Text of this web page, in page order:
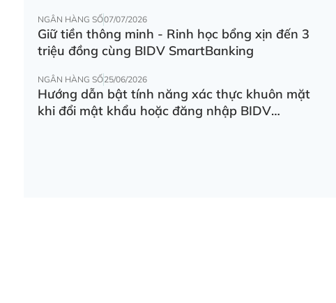
NGÂN HÀNG SỐ07/07/2026
Giữ tiền thông minh - Rinh học bổng xịn đến 3
triệu đồng cùng BIDV SmartBanking
NGÂN HÀNG SỐ25/06/2026
Hướng dẫn bật tính năng xác thực khuôn mặt
khi đổi mật khẩu hoặc đăng nhập BIDV